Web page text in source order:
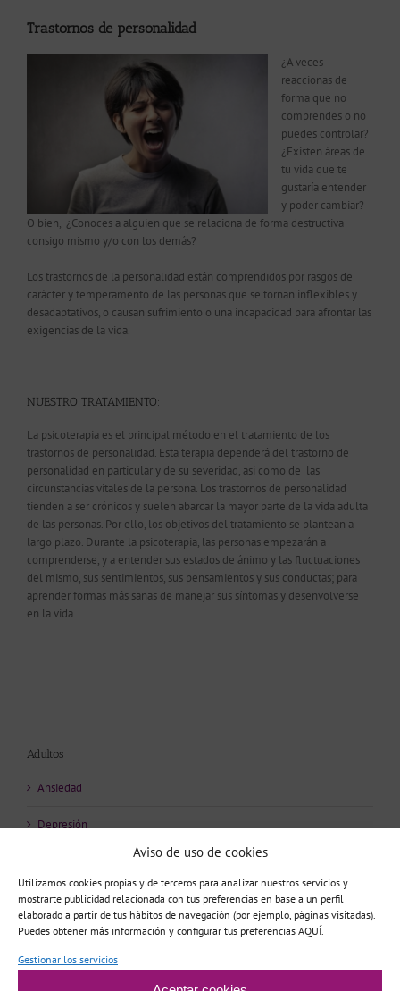
Aviso de uso de cookies
Utilizamos cookies propias y de terceros para analizar nuestros servicios y
mostrarte publicidad relacionada con tus preferencias en base a un perfil
elaborado a partir de tus hábitos de navegación (por ejemplo, páginas visitadas).
Puedes obtener más información y configurar tus preferencias AQUÍ.
Gestionar los servicios
Trastornos de personalidad
¿A veces
reaccionas de
forma que no
comprendes o no
puedes controlar?
¿Existen áreas de
tu vida que te
gustaría entender
y poder cambiar?
O bien, ¿Conoces a alguien que se relaciona de forma destructiva
consigo mismo y/o con los demás?
Los trastornos de la personalidad están comprendidos por rasgos de
carácter y temperamento de las personas que se tornan inflexibles y
desadaptativos, o causan sufrimiento o una incapacidad para afrontar las
exigencias de la vida.
NUESTRO TRATAMIENTO:
La psicoterapia es el principal método en el tratamiento de los
trastornos de personalidad. Esta terapia dependerá del trastorno de
personalidad en particular y de su severidad, así como de las
circunstancias vitales de la persona. Los trastornos de personalidad
tienden a ser crónicos y suelen abarcar la mayor parte de la vida adulta
de las personas. Por ello, los objetivos del tratamiento se plantean a
largo plazo. Durante la psicoterapia, las personas empezarán a
comprenderse, y a entender sus estados de ánimo y las fluctuaciones
del mismo, sus sentimientos, sus pensamientos y sus conductas; para
aprender formas más sanas de manejar sus síntomas y desenvolverse
en la vida.
Adultos
Ansiedad
Depresión
Bajo estado de ánimo
Baja autoestima
Ruptura de pareja
Pensamiento obsesivo